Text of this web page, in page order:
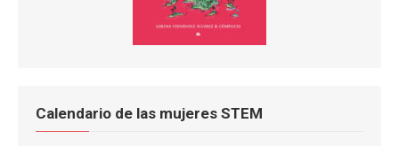
Calendario de las mujeres STEM